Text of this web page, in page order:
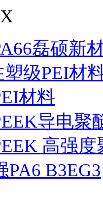
X
磊硕新
级PEI材
材料
导电聚
高强度
PA6 B3EG3